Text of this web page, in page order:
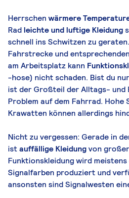
Herrschen wärmere
Rad leichte und luftige Kleidung
schnell ins Schwitzen zu
Fahrstrecke und
am Arbeitsplatz kann
-hose) nicht schaden. Bist du
ist der Großteil der Alltags- und
Problem auf dem Fahrrad. Hohe
Krawatten können allerdings
Nicht zu vergessen: Gerade in
istauffällige Kleidungvon
Funktionskleidung wird meistens
Signalfarben produziert und
ansonsten sind Signalwesten